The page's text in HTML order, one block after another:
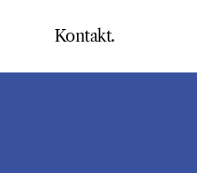
Kontakt.